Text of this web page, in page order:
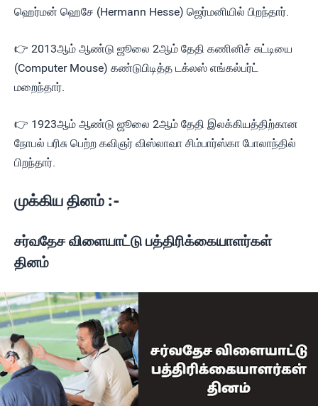
ஹெர்மன் ஹெசே (Hermann Hesse) ஜெர்மனியில் பிறந்தார்.
👉 2013ஆம் ஆண்டு ஜூலை 2ஆம் தேதி கணினிச் சுட்டியை
(Computer Mouse) கண்டுபிடித்த டக்லஸ் எங்கல்பர்ட்
மறைந்தார்.
👉 1923ஆம் ஆண்டு ஜூலை 2ஆம் தேதி இலக்கியத்திற்கான
நோபல் பரிசு பெற்ற கவிஞர் விஸ்லாவா சிம்பார்ஸ்கா போலாந்தில்
பிறந்தார்.
முக்கிய தினம் :-
சர்வதேச விளையாட்டு பத்திரிக்கையாளர்கள்
தினம்